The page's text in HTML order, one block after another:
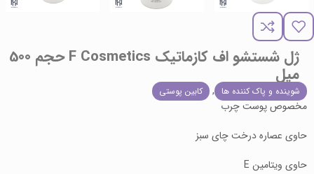
ژل شستشو اف کازماتیک F Cosmetics حجم 500
میل
شوینده و پاک کننده ها , کابین پوستی
مخصوص پوست چرب
حاوی عصاره درخت چای سبز
حاوی ویتامین E